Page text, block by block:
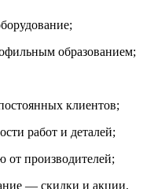
образованием;
клиентов;
работ и деталей;
от производителей;
— скидки и акции.